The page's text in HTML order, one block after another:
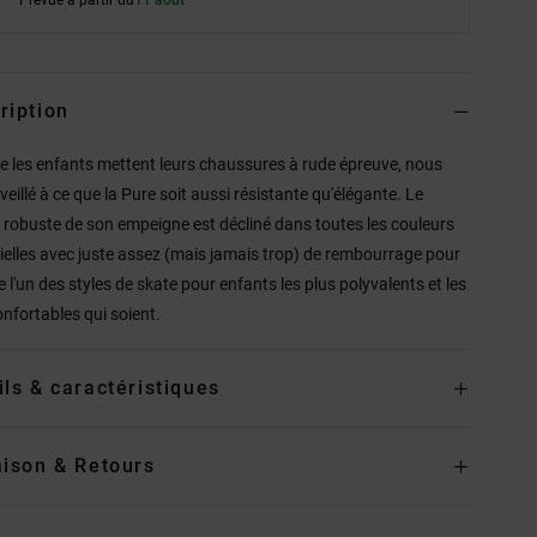
les enfants mettent leurs chaussures à rude épreuve, nous
à ce que la Pure soit aussi résistante qu'élégante. Le
robuste de son empeigne est décliné dans toutes les couleurs
avec juste assez (mais jamais trop) de rembourrage pour
l'un des styles de skate pour enfants les plus polyvalents et les
qui soient.
& caractéristiques
& Retours